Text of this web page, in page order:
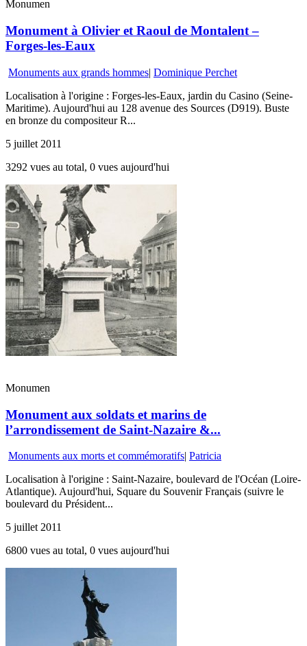
Monumen
Monument à Olivier et Raoul de Montalent –
Forges-les-Eaux
Monuments aux grands hommes| Dominique Perchet
Localisation à l'origine : Forges-les-Eaux, jardin du Casino (Seine-
Maritime). Aujourd'hui au 128 avenue des Sources (D919). Buste
en bronze du compositeur R...
5 juillet 2011
3292 vues au total, 0 vues aujourd'hui
Monumen
Monument aux soldats et marins de
l’arrondissement de Saint-Nazaire &...
Monuments aux morts et commémoratifs| Patricia
Localisation à l'origine : Saint-Nazaire, boulevard de l'Océan (Loire-
Atlantique). Aujourd'hui, Square du Souvenir Français (suivre le
boulevard du Président...
5 juillet 2011
6800 vues au total, 0 vues aujourd'hui